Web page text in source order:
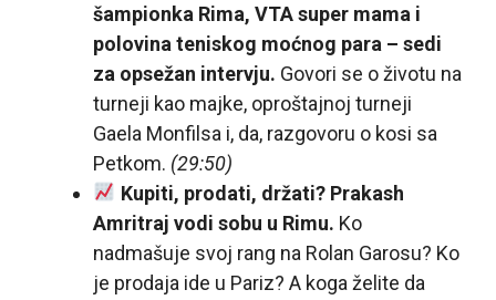
šampionka Rima, VTA super mama i
polovina teniskog moćnog para – sedi
za opsežan intervju. Govori se o životu na
turneji kao majke, oproštajnoj turneji
Gaela Monfilsa i, da, razgovoru o kosi sa
Petkom. (29:50)
Kupiti, prodati, držati? Prakash
Amritraj vodi sobu u Rimu. Ko
nadmašuje svoj rang na Rolan Garosu? Ko
je prodaja ide u Pariz? A koga želite da